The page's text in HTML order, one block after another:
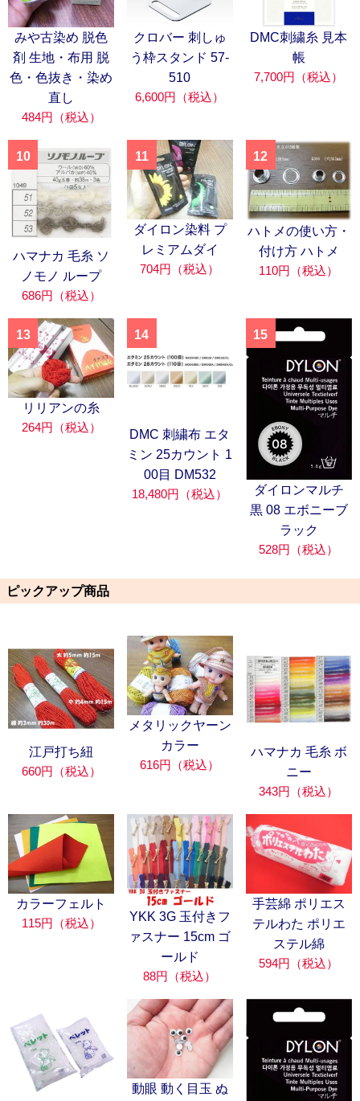
みや古染め 脱色
剤 生地・布用 脱
色・色抜き・染め
直し
484円（税込）
クロバー 刺しゅ
う枠スタンド 57-
510
6,600円（税込）
DMC刺繍糸 見本
帳
7,700円（税込）
10
ハマナカ 毛糸 ソ
ノモノ ループ
686円（税込）
11
ダイロン染料 プ
レミアムダイ
704円（税込）
12
ハトメの使い方・
付け方 ハトメ
110円（税込）
13
リリアンの糸
264円（税込）
14
DMC 刺繍布 エタ
ミン 25カウント 1
00目 DM532
18,480円（税込）
15
ダイロンマルチ
黒 08 エボニーブ
ラック
528円（税込）
ピックアップ商品
江戸打ち紐
660円（税込）
メタリックヤーン
カラー
616円（税込）
ハマナカ 毛糸 ボ
ニー
343円（税込）
カラーフェルト
115円（税込）
YKK 3G 玉付きフ
ァスナー 15cm ゴ
ールド
88円（税込）
手芸綿 ポリエス
テルわた ポリエ
ステル綿
594円（税込）
動眼 動く目玉 ぬ